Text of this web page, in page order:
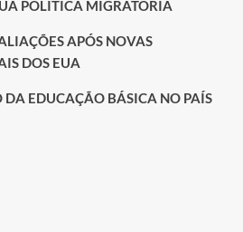
POLÍTICA MIGRATÓRIA
APÓS NOVAS
DOS EUA
EDUCAÇÃO BÁSICA NO PAÍS